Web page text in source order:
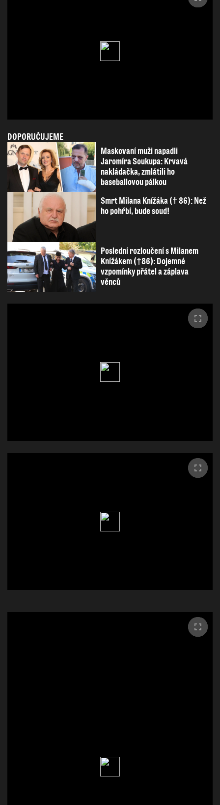
DOPORUČUJEME
Maskovaní muži napadli
Jaromíra Soukupa: Krvavá
nakládačka, zmlátili ho
baseballovou pálkou
Smrt Milana Knížáka († 86): Než
ho pohřbí, bude soud!
Poslední rozloučení s Milanem
Knížákem (†86): Dojemné
vzpomínky přátel a záplava
věnců